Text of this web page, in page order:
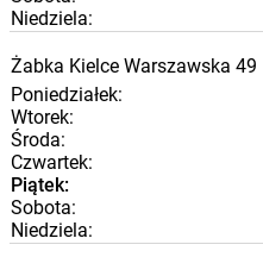
Niedziela:
Żabka Kielce Warszawska 49
Poniedziałek:
Wtorek:
Środa:
Czwartek:
Piątek:
Sobota:
Niedziela: